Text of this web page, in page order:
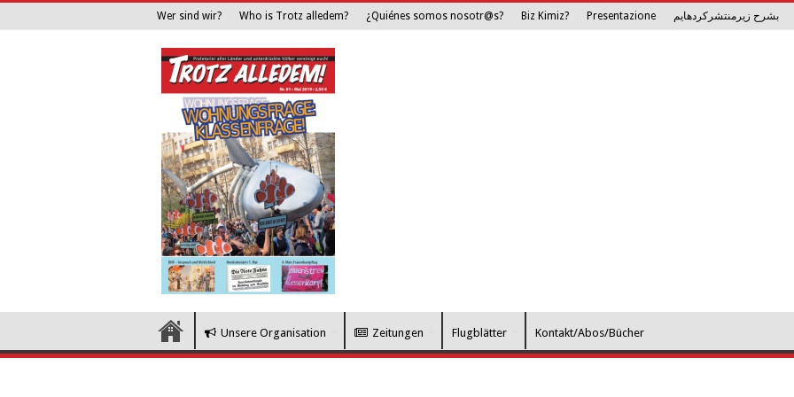
Wer sind wir? Who is Trotz alledem? ¿Quiénes somos nosotr@s? Biz Kimiz? Presentazione بشرح زیرمنتشرکرده­ایم
Unsere Organisation Zeitungen Flugblätter Kontakt/Abos/Bücher